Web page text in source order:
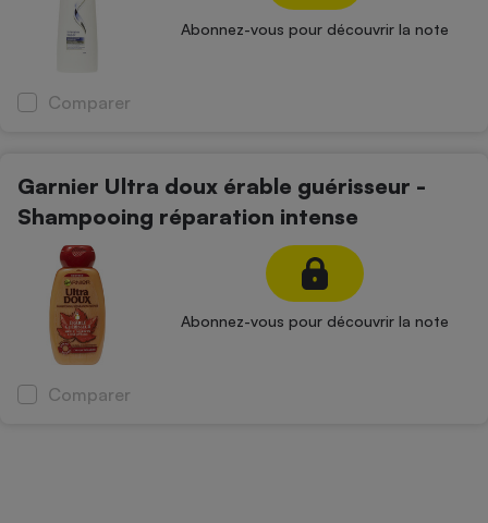
Abonnez-vous pour découvrir la note
Comparer
Garnier Ultra doux érable guérisseur -
Shampooing réparation intense
Abonnez-vous pour découvrir la note
Comparer